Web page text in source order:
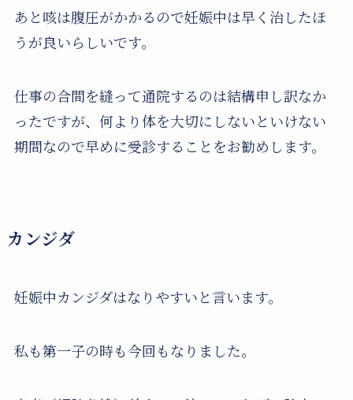
あと咳は腹圧がかかるので妊娠中は早く治したほ
うが良いらしいです。
仕事の合間を縫って通院するのは結構申し訳なか
ったですが、何より体を大切にしないといけない
期間なので早めに受診することをお勧めします。
カンジダ
妊娠中カンジダはなりやすいと言います。
私も第一子の時も今回もなりました。